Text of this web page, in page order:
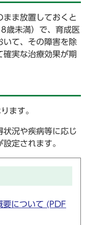
ま放置しておくと
歳未満）で、育成医
いて、その障害を除
実な治療効果が期
ます。
状況や疾病等に応じ
定されます。
要について (PDF